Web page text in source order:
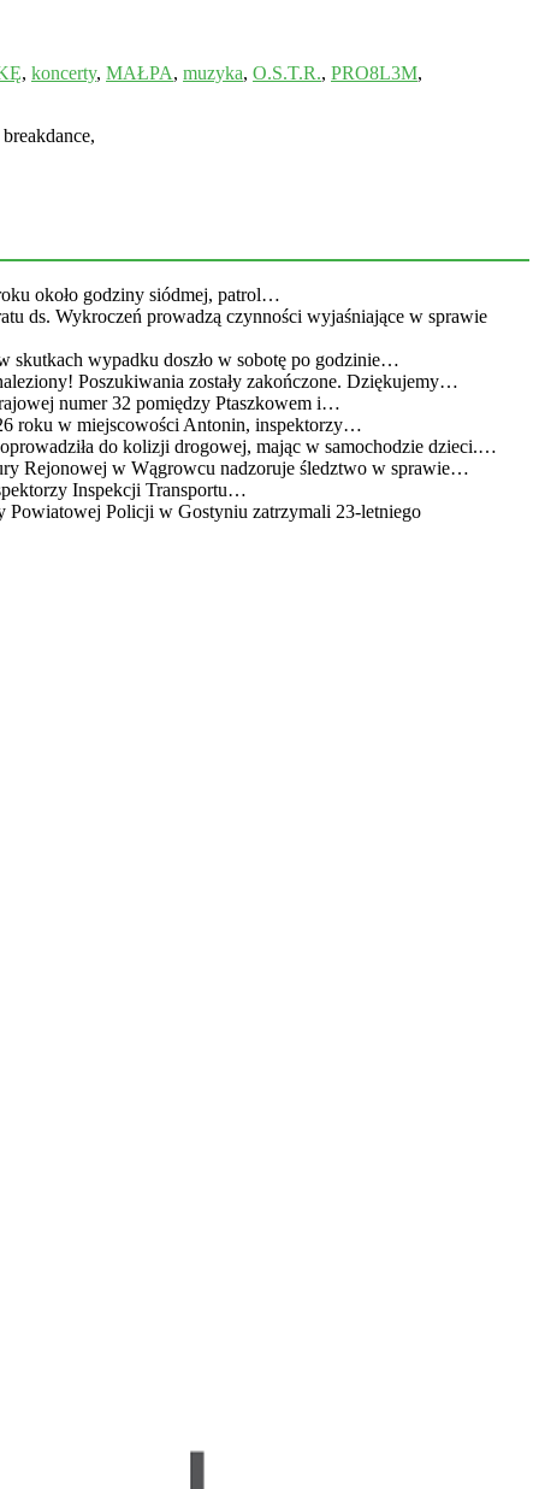
, koncerty, MAŁPA, muzyka, O.S.T.R., PRO8L3M,
około godziny siódmej, patrol…
ds. Wykroczeń prowadzą czynności wyjaśniające w sprawie
skutkach wypadku doszło w sobotę po godzinie…
Poszukiwania zostały zakończone. Dziękujemy…
numer 32 pomiędzy Ptaszkowem i…
roku w miejscowości Antonin, inspektorzy…
do kolizji drogowej, mając w samochodzie dzieci.…
Rejonowej w Wągrowcu nadzoruje śledztwo w sprawie…
Inspekcji Transportu…
Powiatowej Policji w Gostyniu zatrzymali 23-letniego